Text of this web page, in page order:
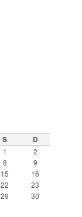
S D
1
2
8
9
15
16
22
23
29
30